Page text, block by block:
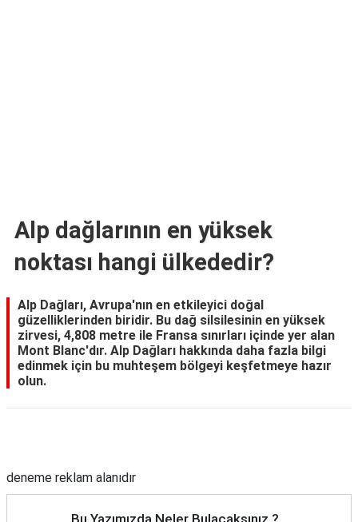
Alp dağlarının en yüksek
noktası hangi ülkededir?
Alp Dağları, Avrupa'nın en etkileyici doğal
güzelliklerinden biridir. Bu dağ silsilesinin en yüksek
zirvesi, 4,808 metre ile Fransa sınırları içinde yer alan
Mont Blanc'dır. Alp Dağları hakkında daha fazla bilgi
edinmek için bu muhteşem bölgeyi keşfetmeye hazır
olun.
deneme reklam alanıdır
Bu Yazımızda Neler Bulacaksınız ?